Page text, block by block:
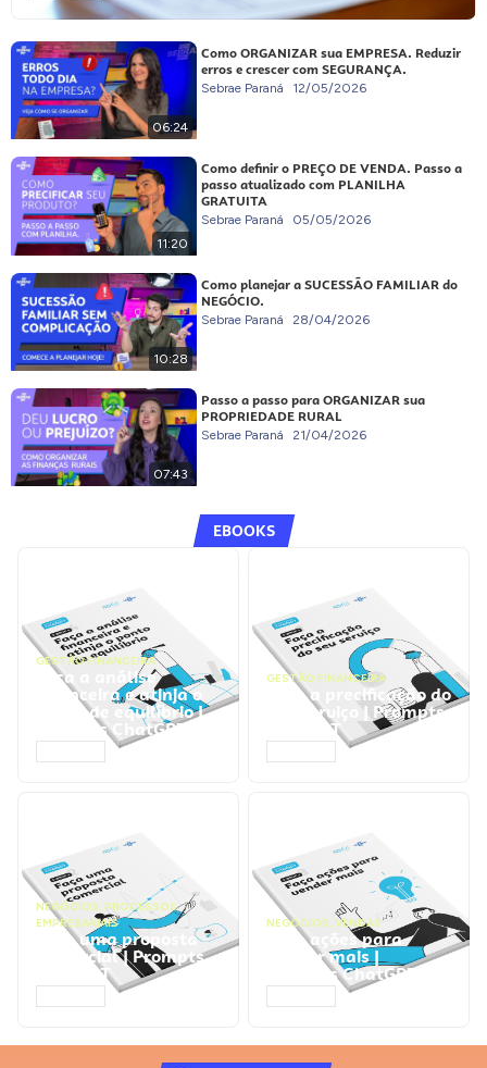
06:24
Como ORGANIZAR sua EMPRESA. Reduzir
erros e crescer com SEGURANÇA.
Sebrae Paraná 12/05/2026
11:20
Como definir o PREÇO DE VENDA. Passo a
passo atualizado com PLANILHA
GRATUITA
Sebrae Paraná 05/05/2026
10:28
Como planejar a SUCESSÃO FAMILIAR do
NEGÓCIO.
Sebrae Paraná 28/04/2026
07:43
Passo a passo para ORGANIZAR sua
PROPRIEDADE RURAL
Sebrae Paraná 21/04/2026
EBOOKS
GESTÃO FINANCEIRA
Faça a análise
financeira e atinja o
ponto de equilíbrio |
Prompts ChatGPT
GESTÃO FINANCEIRA
Faça a precificação do
seu serviço | Prompts
ChatGPT
NEGÓCIOS, PROCESSOS
EMPRESARIAIS
Faça uma proposta
comercial | Prompts
ChatGPT
NEGÓCIOS, VENDAS
Faça ações para
vender mais |
Prompts ChatGPT